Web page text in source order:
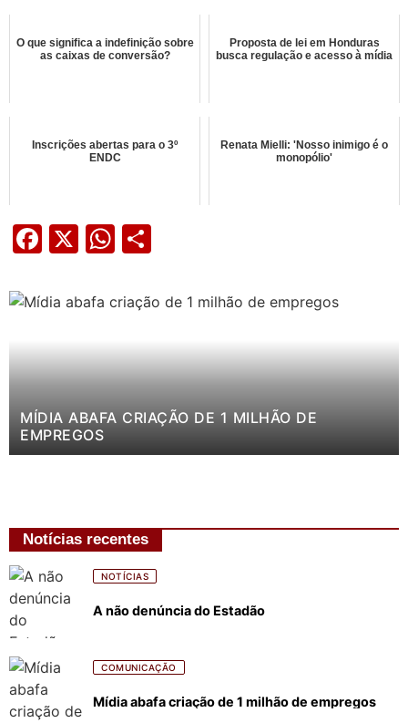
O que significa a indefinição sobre
as caixas de conversão?
Proposta de lei em Honduras
busca regulação e acesso à mídia
Inscrições abertas para o 3º
ENDC
Renata Mielli: 'Nosso inimigo é o
monopólio'
Facebook
X WhatsApp
MÍDIA ABAFA CRIAÇÃO DE 1 MILHÃO DE
EMPREGOS
Notícias recentes
NOTÍCIAS
A não denúncia do Estadão
COMUNICAÇÃO
Mídia abafa criação de 1 milhão de empregos